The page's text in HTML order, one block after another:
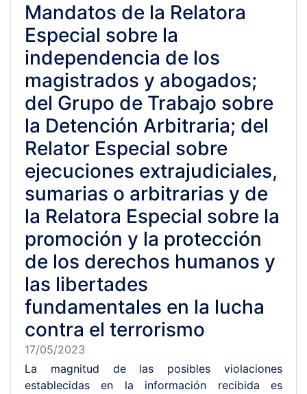
Mandatos de la Relatora
Especial sobre la
independencia de los
magistrados y abogados;
del Grupo de Trabajo sobre
la Detención Arbitraria; del
Relator Especial sobre
ejecuciones extrajudiciales,
sumarias o arbitrarias y de
la Relatora Especial sobre la
promoción y la protección
de los derechos humanos y
las libertades
fundamentales en la lucha
contra el terrorismo
17/05/2023
La magnitud de las posibles violaciones
establecidas en la información recibida es